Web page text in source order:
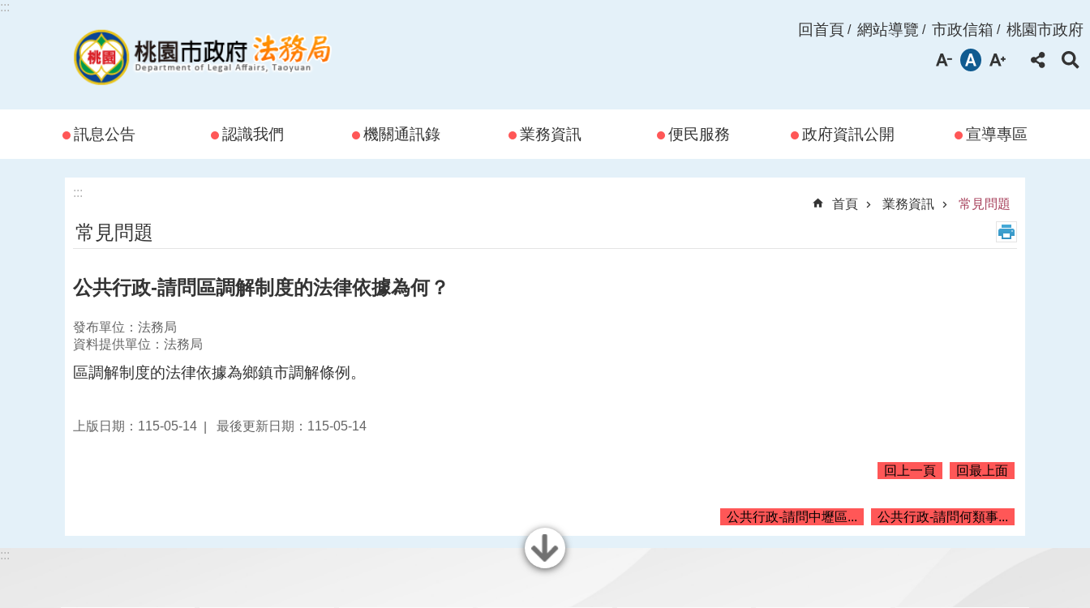
跳到主要內容區塊
:::
回首頁 網站導覽 市政信箱 桃園市政府
訊息公告 認識我們 機關通訊錄 業務資訊 便民服務 政府資訊公開 宣導專區
:::
首頁
業務資訊 常見問題
常見問題
公共行政-請問區調解制度的法律依據為何？
發布單位：法務局
資料提供單位：法務局
區調解制度的法律依據為鄉鎮市調解條例。
上版日期：115-05-14 最後更新日期：115-05-14
回上一頁 回最上面
公共行政-請問中壢區... 公共行政-請問何類事...
關閉
:::